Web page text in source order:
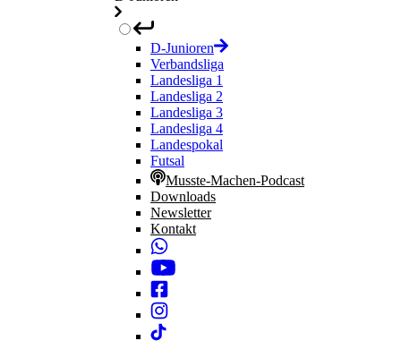
D-Junioren
Verbandsliga
Landesliga 1
Landesliga 2
Landesliga 3
Landesliga 4
Landespokal
Futsal
Musste-Machen-Podcast
Downloads
Newsletter
Kontakt